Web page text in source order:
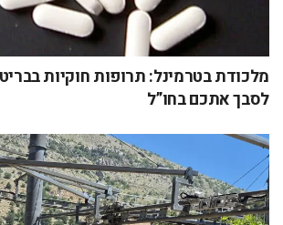
מלכודת בטרמינל: תרופות חוקיות
לסבך אתכם בחו”ל